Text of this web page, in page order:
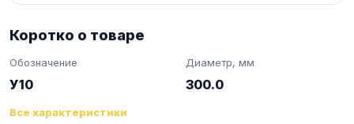
Коротко о товаре
Обозначение
У10
Диаметр, мм
300.0
Все характеристики